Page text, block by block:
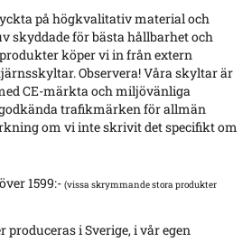
på högkvalitativ material och
skyddade för bästa hållbarhet och
köper vi in från extern
Observera! Våra skyltar är
CE-märkta och miljövänliga
trafikmärken för allmän
om vi inte skrivit det specifikt om
1599:- (vissa skrymmande stora produkter
produceras i Sverige, i vår egen